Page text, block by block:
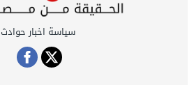
سياسة اخبار حوادث